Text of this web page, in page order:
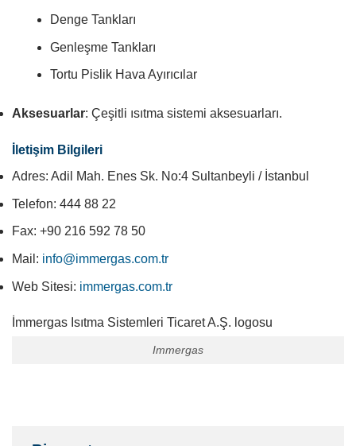
Denge Tankları
Genleşme Tankları
Tortu Pislik Hava Ayırıcılar
Aksesuarlar: Çeşitli ısıtma sistemi aksesuarları.
İletişim Bilgileri
Adres: Adil Mah. Enes Sk. No:4 Sultanbeyli / İstanbul
Telefon: 444 88 22
Fax: +90 216 592 78 50
Mail: info@immergas.com.tr
Web Sitesi: immergas.com.tr
İmmergas Isıtma Sistemleri Ticaret A.Ş. logosu
Immergas